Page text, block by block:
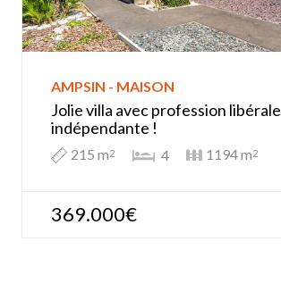
AMPSIN - MAISON
Jolie villa avec profession libérale
indépendante !
215 m2 4 1194 m2
369.000€